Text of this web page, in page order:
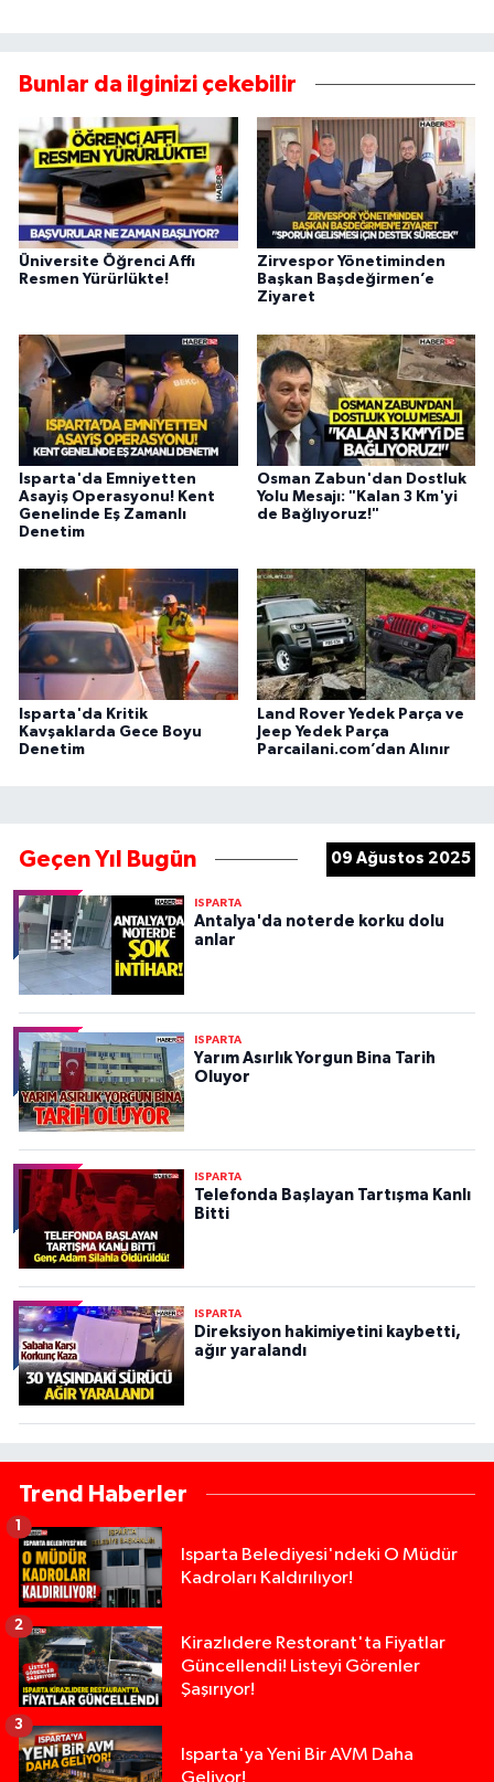
Bunlar da ilginizi çekebilir
Üniversite Öğrenci Affı
Resmen Yürürlükte!
Zirvespor Yönetiminden
Başkan Başdeğirmen’e
Ziyaret
Isparta'da Emniyetten
Asayiş Operasyonu! Kent
Genelinde Eş Zamanlı
Denetim
Osman Zabun'dan Dostluk
Yolu Mesajı: "Kalan 3 Km'yi
de Bağlıyoruz!"
Isparta'da Kritik
Kavşaklarda Gece Boyu
Denetim
Land Rover Yedek Parça ve
Jeep Yedek Parça
Parcailani.com’dan Alınır
Geçen Yıl Bugün 09 Ağustos 2025
ISPARTA
Antalya'da noterde korku dolu
anlar
ISPARTA
Yarım Asırlık Yorgun Bina Tarih
Oluyor
ISPARTA
Telefonda Başlayan Tartışma Kanlı
Bitti
ISPARTA
Direksiyon hakimiyetini kaybetti,
ağır yaralandı
Trend Haberler
Isparta Belediyesi'ndeki O Müdür
Kadroları Kaldırılıyor!
1
Kirazlıdere Restorant'ta Fiyatlar
Güncellendi! Listeyi Görenler
Şaşırıyor!
2
Isparta'ya Yeni Bir AVM Daha
Geliyor!
3